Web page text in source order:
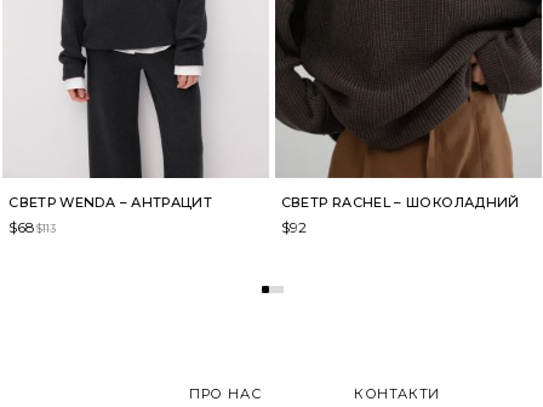
СВЕТР WENDA – АНТРАЦИТ
$113
$68
СВЕТР RACHEL – ШОКОЛАДНИЙ
$92
ПРО НАС КОНТАКТИ